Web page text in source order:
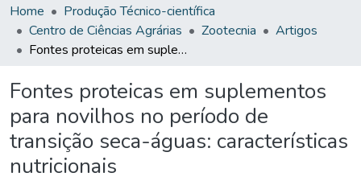
Home
Produção Técnico-científica
Centro de Ciências Agrárias
Zootecnia
Artigos
Fontes proteicas em suplementos para novilhos no período de transição seca-águas: características nutricionais
Fontes proteicas em suplementos
para novilhos no período de
transição seca-águas: características
nutricionais